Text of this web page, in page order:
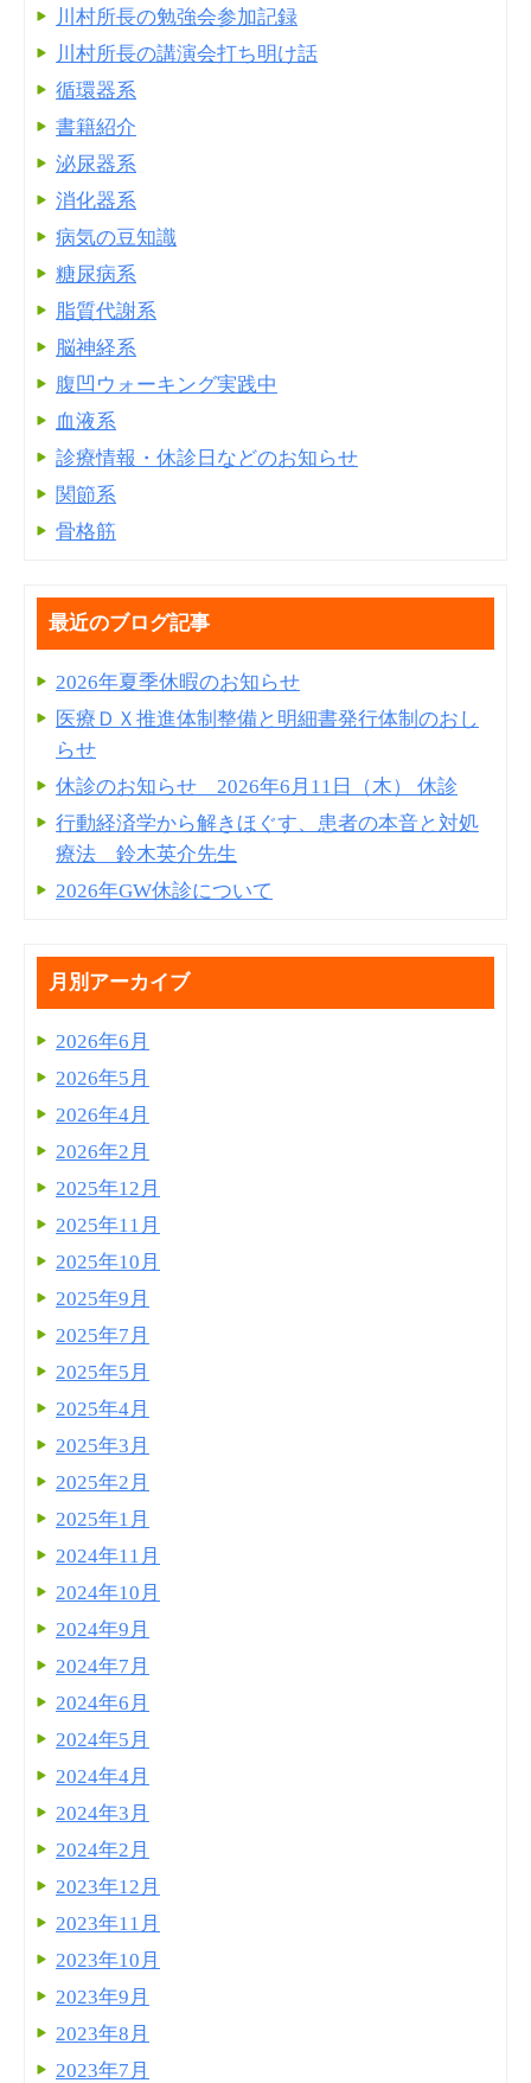
川村所長の勉強会参加記録
川村所長の講演会打ち明け話
循環器系
書籍紹介
泌尿器系
消化器系
病気の豆知識
糖尿病系
脂質代謝系
脳神経系
腹凹ウォーキング実践中
血液系
診療情報・休診日などのお知らせ
関節系
骨格筋
最近のブログ記事
2026年夏季休暇のお知らせ
医療ＤＸ推進体制整備と明細書発⾏体制のおし
らせ
休診のお知らせ 2026年6月11日（木） 休診
行動経済学から解きほぐす、患者の本音と対処
療法 鈴木英介先生
2026年GW休診について
月別アーカイブ
2026年6月
2026年5月
2026年4月
2026年2月
2025年12月
2025年11月
2025年10月
2025年9月
2025年7月
2025年5月
2025年4月
2025年3月
2025年2月
2025年1月
2024年11月
2024年10月
2024年9月
2024年7月
2024年6月
2024年5月
2024年4月
2024年3月
2024年2月
2023年12月
2023年11月
2023年10月
2023年9月
2023年8月
2023年7月